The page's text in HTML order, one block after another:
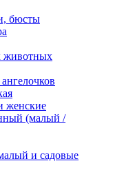
бюсты
животных
женские
(малый /
и садовые